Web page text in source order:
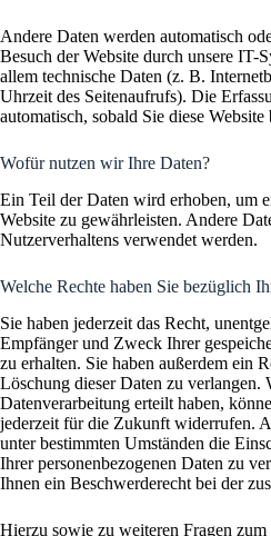
Andere Daten werden automatisch
Besuch der Website durch unsere IT-
allem technische Daten (z. B.
Uhrzeit des Seitenaufrufs). Die
automatisch, sobald Sie diese Website
Wofür nutzen wir Ihre Daten?
Ein Teil der Daten wird erhoben, um
Website zu gewährleisten. Andere
Nutzerverhaltens verwendet werden.
Welche Rechte haben Sie bezüglich
Sie haben jederzeit das Recht,
Empfänger und Zweck Ihrer
zu erhalten. Sie haben außerdem ein
Löschung dieser Daten zu
Datenverarbeitung erteilt haben,
jederzeit für die Zukunft widerrufen.
unter bestimmten Umständen die
Ihrer personenbezogenen Daten zu
Ihnen ein Beschwerderecht bei der
Hierzu sowie zu weiteren Fragen